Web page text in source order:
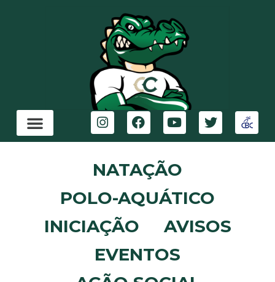
NATAÇÃO
POLO-AQUÁTICO
INICIAÇÃO
AVISOS
EVENTOS